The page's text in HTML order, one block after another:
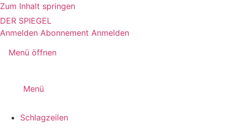
Zum Inhalt springen
DER SPIEGEL
Anmelden Abonnement Anmelden
Menü öffnen
Menü
Schlagzeilen